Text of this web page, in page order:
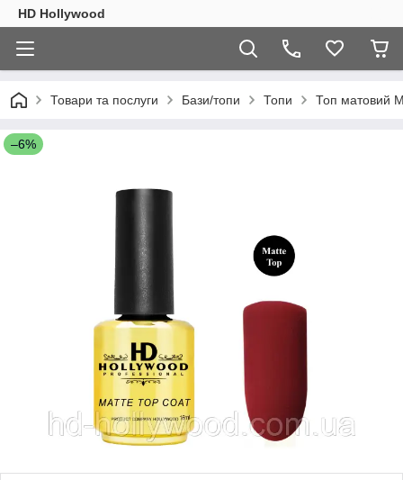
HD Hollywood
Товари та послуги Бази/топи Топи Топ матовий
–6%